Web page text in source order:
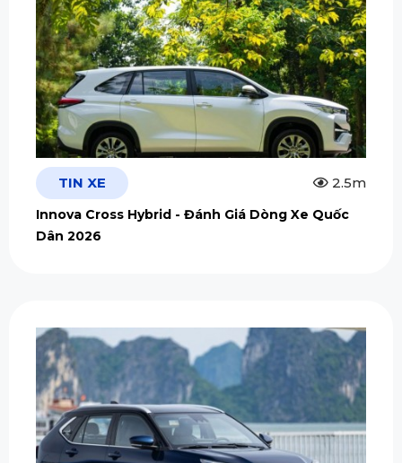
TIN XE 2.5m
Innova Cross Hybrid - Đánh Giá Dòng Xe Quốc
Dân 2026